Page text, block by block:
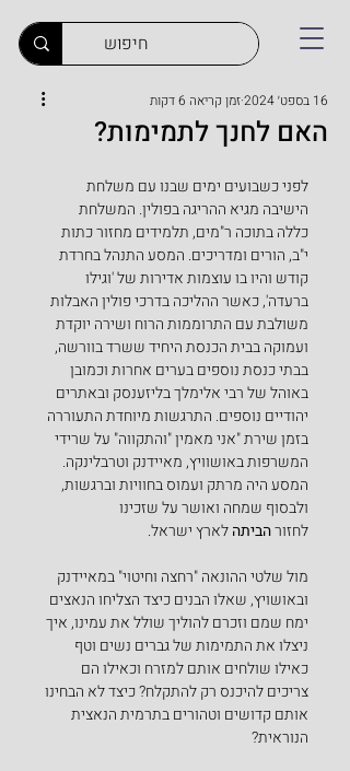
האם לחנך לתמימות?
16 בספט׳ 2024 זמן קריאה 6 דקות
לפני כשבועים ימים שבנו עם משלחת
הישיבה מגיא ההריגה בפולין. המשלחת
כללה בתוכה ר"מים, תלמידים מחזור כתות
י"ב, הורים ומדריכים. המסע התנהל בחרדת
קודש והיו בו עוצמות אדירות של 'וגילו
ברעדה', כאשר ההליכה בדרכי פולין האבלות
משולבת עם התרוממות הרוח ושירה יוקדת
ועמוקה בבית הכנסת היחיד ששרד בוורשה,
בבתי כנסת נוספים בערים אחרות וכמובן
באוהל של רבי אלימלך בליזענסק ובאתרים
יהודיים נוספים. התרגשות מיוחדת התעוררה
בזמן שירת "אני מאמין "והתקווה" על שרידי
המשרפות באושוויץ, מאיידנק וטרבלינקה.
המסע היה מרתק ועמוס בחוויות וברגשות,
ולבסוף שמחה ואושר על שזכינו
לחזור הביתה לארץ ישראל.
מול שלטי ההונאה "רחצה וחיטוי" במאיידנק
ובאושויץ, שאלו הבנים כיצד הצליחו הנאצים
ימח שמם וזכרם להוליך שולל את עמינו, איך
ניצלו את התמימות של גברים נשים וטף
כאילו שולחים אותם למזרח וכאילו הם
צריכים להיכנס רק להתקלח? כיצד לא הבחינו
אותם קדושים וטהורים בתרמית הנאצית
הנוראית?